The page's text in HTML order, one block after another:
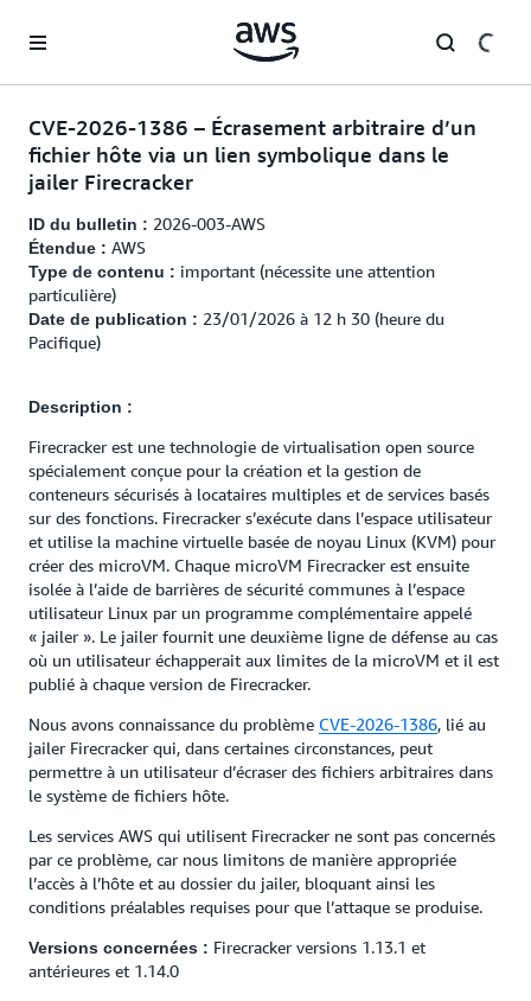
CVE-2026-1386 – Écrasement arbitraire d’un
fichier hôte via un lien symbolique dans le
jailer Firecracker
ID du bulletin : 2026-003-AWS
Étendue : AWS
Type de contenu : important (nécessite une attention
particulière)
Date de publication : 23/01/2026 à 12 h 30 (heure du
Pacifique)
Description :
Firecracker est une technologie de virtualisation open source
spécialement conçue pour la création et la gestion de
conteneurs sécurisés à locataires multiples et de services basés
sur des fonctions. Firecracker s’exécute dans l’espace utilisateur
et utilise la machine virtuelle basée de noyau Linux (KVM) pour
créer des microVM. Chaque microVM Firecracker est ensuite
isolée à l’aide de barrières de sécurité communes à l’espace
utilisateur Linux par un programme complémentaire appelé
« jailer ». Le jailer fournit une deuxième ligne de défense au cas
où un utilisateur échapperait aux limites de la microVM et il est
publié à chaque version de Firecracker.
Nous avons connaissance du problème CVE-2026-1386, lié au
jailer Firecracker qui, dans certaines circonstances, peut
permettre à un utilisateur d’écraser des fichiers arbitraires dans
le système de fichiers hôte.
Les services AWS qui utilisent Firecracker ne sont pas concernés
par ce problème, car nous limitons de manière appropriée
l’accès à l’hôte et au dossier du jailer, bloquant ainsi les
conditions préalables requises pour que l’attaque se produise.
Versions concernées : Firecracker versions 1.13.1 et
antérieures et 1.14.0